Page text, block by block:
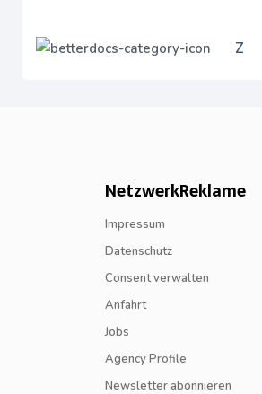
Z
NetzwerkReklame
Impressum
Datenschutz
Consent verwalten
Anfahrt
Jobs
Agency Profile
Newsletter abonnieren